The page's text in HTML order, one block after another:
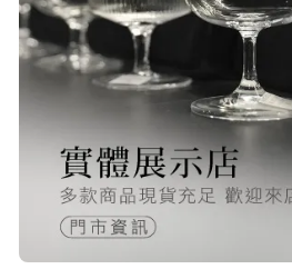
24/Nov/2025 02:15
出貨迅速＆價格實
第 6次回購